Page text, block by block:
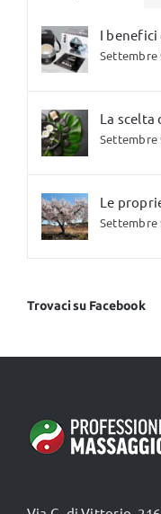
I benefici
Settembre
La
Settembre
Le
Settembre
Trovaci su Facebook